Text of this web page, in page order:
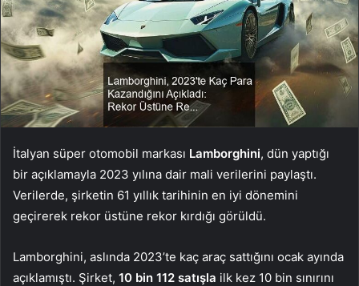
İtalyan süper otomobil markası Lamborghini, dün yaptığı
bir açıklamayla 2023 yılına dair mali verilerini paylaştı.
Verilerde, şirketin 61 yıllık tarihinin en iyi dönemini
geçirerek rekor üstüne rekor kırdığı görüldü.
Lamborghini, aslında 2023’te kaç araç sattığını ocak ayında
açıklamıştı. Şirket, 10 bin 112 satışla ilk kez 10 bin sınırını